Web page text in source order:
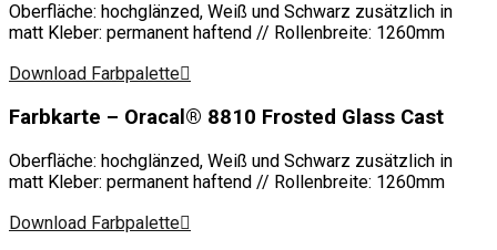
Oberfläche: hochglänzed, Weiß und Schwarz zusätzlich in
matt Kleber: permanent haftend // Rollenbreite: 1260mm
Download Farbpalette
Farbkarte – Oracal® 8810 Frosted Glass Cast
Oberfläche: hochglänzed, Weiß und Schwarz zusätzlich in
matt Kleber: permanent haftend // Rollenbreite: 1260mm
Download Farbpalette